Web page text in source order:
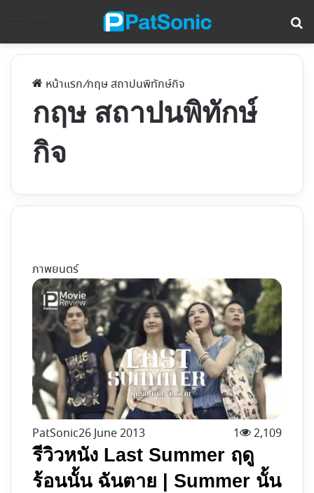
หน้าแรก/กฤษ สถาปนพิทักษ์กิจ
กฤษ สถาปนพิทักษ์
กิจ
ภาพยนตร์
PatSonic26 June 2013 1 2,109
รีวิวหนัง Last Summer ฤดู
ร้อนนั้น ฉันตาย | Summer นั้น